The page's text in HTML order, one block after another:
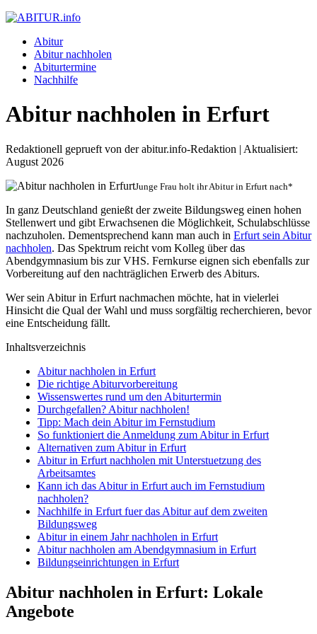
Abitur
Abitur nachholen
Abiturtermine
Nachhilfe
Abitur nachholen in Erfurt
Redaktionell geprueft von der abitur.info-Redaktion | Aktualisiert:
August 2026
Junge Frau holt ihr Abitur in Erfurt nach*
In ganz Deutschland genießt der zweite Bildungsweg einen hohen
Stellenwert und gibt Erwachsenen die Möglichkeit, Schulabschlüsse
nachzuholen. Dementsprechend kann man auch in Erfurt sein Abitur
nachholen. Das Spektrum reicht vom Kolleg über das
Abendgymnasium bis zur VHS. Fernkurse eignen sich ebenfalls zur
Vorbereitung auf den nachträglichen Erwerb des Abiturs.
Wer sein Abitur in Erfurt nachmachen möchte, hat in vielerlei
Hinsicht die Qual der Wahl und muss sorgfältig recherchieren, bevor
eine Entscheidung fällt.
Inhaltsverzeichnis
Abitur nachholen in Erfurt
Die richtige Abiturvorbereitung
Wissenswertes rund um den Abiturtermin
Durchgefallen? Abitur nachholen!
Tipp: Mach dein Abitur im Fernstudium
So funktioniert die Anmeldung zum Abitur in Erfurt
Alternativen zum Abitur in Erfurt
Abitur in Erfurt nachholen mit Unterstuetzung des
Arbeitsamtes
Kann ich das Abitur in Erfurt auch im Fernstudium
nachholen?
Nachhilfe in Erfurt fuer das Abitur auf dem zweiten
Bildungsweg
Abitur in einem Jahr nachholen in Erfurt
Abitur nachholen am Abendgymnasium in Erfurt
Bildungseinrichtungen in Erfurt
Abitur nachholen in Erfurt: Lokale
Angebote